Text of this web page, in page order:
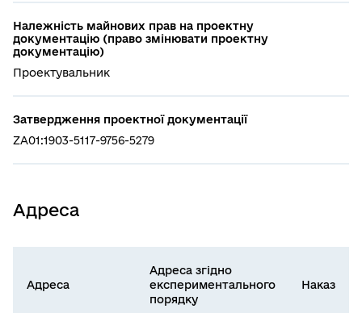
Належність майнових прав на проектну
документацію (право змінювати проектну
документацію)
Проектувальник
Затвердження проектної документації
ZA01:1903-5117-9756-5279
Адреса
Адреса
Адреса згідно
експериментального
порядку
Наказ